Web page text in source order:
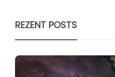
REZENT POSTS